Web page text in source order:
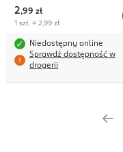
2,99 zł
1 szt. = 2,99 zł
Niedostępny online
Sprawdź dostępność w
drogerii